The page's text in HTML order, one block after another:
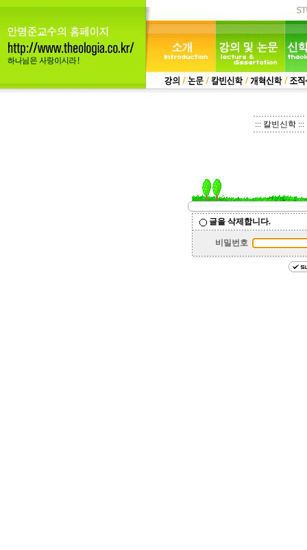
::: 칼빈신학 :::
글을 삭제합니다.
비밀번호